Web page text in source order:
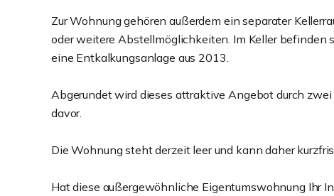
Zur Wohnung gehören außerdem ein separater
oder weitere Abstellmöglichkeiten. Im Keller befinden
eine Entkalkungsanlage aus 2013.
Abgerundet wird dieses attraktive Angebot durch
davor.
Die Wohnung steht derzeit leer und kann daher
Hat diese außergewöhnliche Eigentumswohnung Ihr